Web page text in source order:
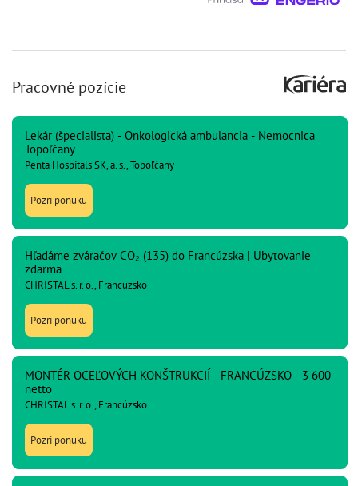
Pracovné pozície
Lekár (špecialista) - Onkologická ambulancia - Nemocnica
Topoľčany
Penta Hospitals SK, a. s., Topoľčany
Pozri ponuku
Hľadáme zváračov CO₂ (135) do Francúzska | Ubytovanie
zdarma
CHRISTAL s. r. o., Francúzsko
Pozri ponuku
MONTÉR OCEĽOVÝCH KONŠTRUKCIÍ - FRANCÚZSKO - 3 600
netto
CHRISTAL s. r. o., Francúzsko
Pozri ponuku